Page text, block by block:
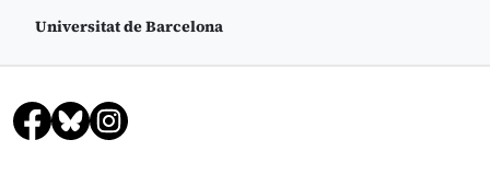
Universitat de Barcelona